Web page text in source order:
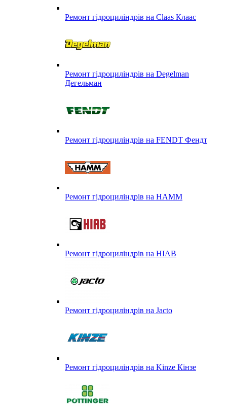
Ремонт гідроциліндрів на Claas Клаас
Ремонт гідроциліндрів на Degelman
Дегельман
Ремонт гідроциліндрів на FENDT Фендт
Ремонт гідроциліндрів на HAMM
Ремонт гідроциліндрів на HIAB
Ремонт гідроциліндрів на Jacto
Ремонт гідроциліндрів на Kinze Кінзе